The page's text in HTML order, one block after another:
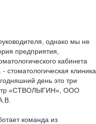
однако мы не
предприятия,
кабинета
стоматологическая клиника
день это три
«СТВОЛЫГИН», ООО
команда из